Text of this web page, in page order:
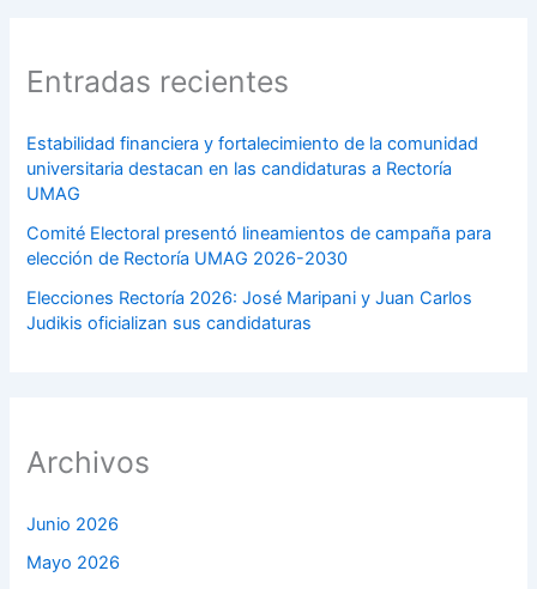
Entradas recientes
Estabilidad financiera y fortalecimiento de la comunidad
universitaria destacan en las candidaturas a Rectoría
UMAG
Comité Electoral presentó lineamientos de campaña para
elección de Rectoría UMAG 2026-2030
Elecciones Rectoría 2026: José Maripani y Juan Carlos
Judikis oficializan sus candidaturas
Archivos
Junio 2026
Mayo 2026